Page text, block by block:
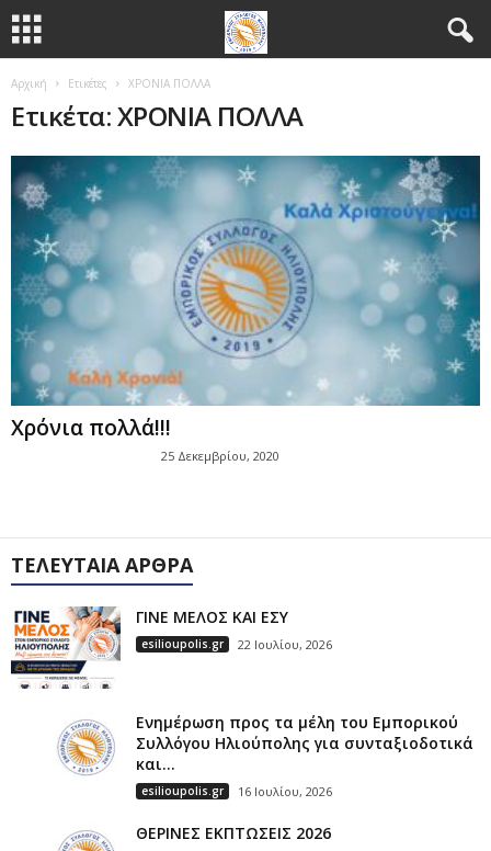
Αρχική Ετικέτες ΧΡΟΝΙΑ ΠΟΛΛΑ
Ετικέτα: ΧΡΟΝΙΑ ΠΟΛΛΑ
Χρόνια πολλά!!!
25 Δεκεμβρίου, 2020
ΤΕΛΕΥΤΑΊΑ ΆΡΘΡΑ
ΓΙΝΕ ΜΕΛΟΣ ΚΑΙ ΕΣΥ
esilioupolis.gr 22 Ιουλίου, 2026
Ενημέρωση προς τα μέλη του Εμπορικού
Συλλόγου Ηλιούπολης για συνταξιοδοτικά
και...
esilioupolis.gr 16 Ιουλίου, 2026
ΘΕΡΙΝΕΣ ΕΚΠΤΩΣΕΙΣ 2026